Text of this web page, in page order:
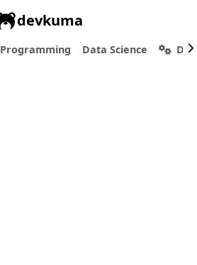
devkuma
Programming Data Science